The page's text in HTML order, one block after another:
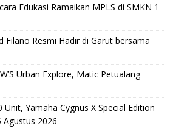
Edukasi Ramaikan MPLS di SMKN 1
Filano Resmi Hadir di Garut bersama
Urban Explore, Matic Petualang
Yamaha Cygnus X Special Edition
Agustus 2026